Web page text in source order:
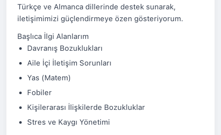
Türkçe ve Almanca dillerinde destek sunarak,
iletişimimizi güçlendirmeye özen gösteriyorum.
Başlıca İlgi Alanlarım
Davranış Bozuklukları
Aile İçi İletişim Sorunları
Yas (Matem)
Fobiler
Kişilerarası İlişkilerde Bozukluklar
Stres ve Kaygı Yönetimi